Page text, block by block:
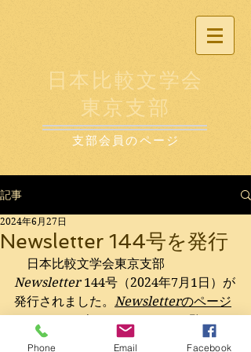
日本比較文学会
東京支部
支部会員のページ
記事
Newsletter 144号を発行
2024年6月27日
日本比較文学会東京支部
Newsletter 144号（2024年7月1日）が
発行されました。 Newsletterのページ
からPDFをダウンロードしてご覧くだ
さい。2024年7月・9月例会の発表要旨
Phone Email Facebook